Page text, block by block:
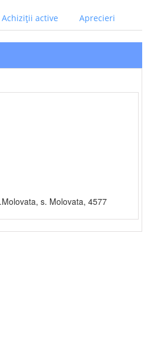
Achiziții active Aprecieri
s. Molovata, 4577